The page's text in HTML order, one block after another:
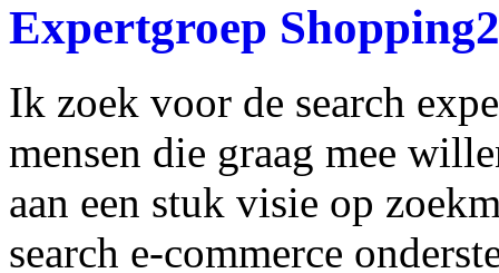
Expertgroep
Ik zoek voor de search
mensen die graag mee
aan een stuk visie op
search e-commerce